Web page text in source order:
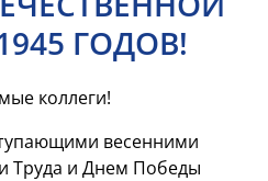
ГОДОВ!
коллеги!
весенними
Труда и Днем Победы